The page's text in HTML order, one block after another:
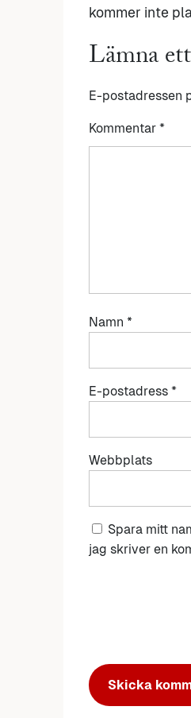
kommer inte
Lämna
E-postadressen
Kommentar *
Namn *
E-postadress *
Webbplats
Spara mitt
jag skriver en